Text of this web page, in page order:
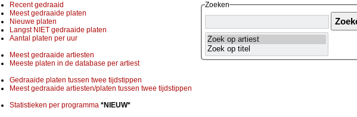
Zoeken
Recent gedraaid
Meest gedraaide platen
Nieuwe platen
Langst NIET gedraaide platen
Aantal platen per uur
Meest gedraaide artiesten
Meeste platen in de database per artiest
Gedraaide platen tussen twee tijdstippen
Meest gedraaide artiesten/platen tussen twee tijdstippen
Statistieken per programma *NIEUW*